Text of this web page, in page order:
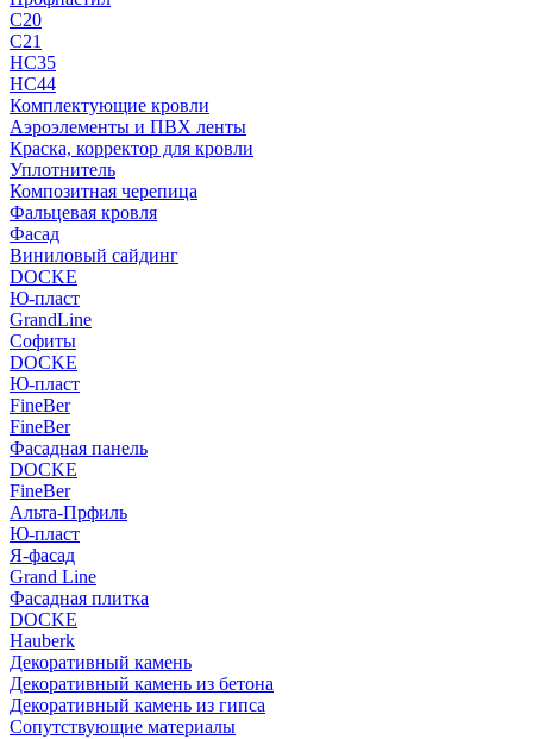
C20
C21
НС35
НС44
Комплектующие кровли
Аэроэлементы и ПВХ ленты
Краска, корректор для кровли
Уплотнитель
Композитная черепица
Фальцевая кровля
Фасад
Виниловый сайдинг
DOCKE
Ю-пласт
GrandLine
Софиты
DOCKE
Ю-пласт
FineBer
FineBer
Фасадная панель
DOCKE
FineBer
Альта-Прфиль
Ю-пласт
Я-фасад
Grand Line
Фасадная плитка
DOCKE
Hauberk
Декоративный камень
Декоративный камень из бетона
Декоративный камень из гипса
Сопутствующие материалы